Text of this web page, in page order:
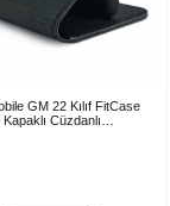
GM 22 Kılıf FitCase
Cüzdanlı…